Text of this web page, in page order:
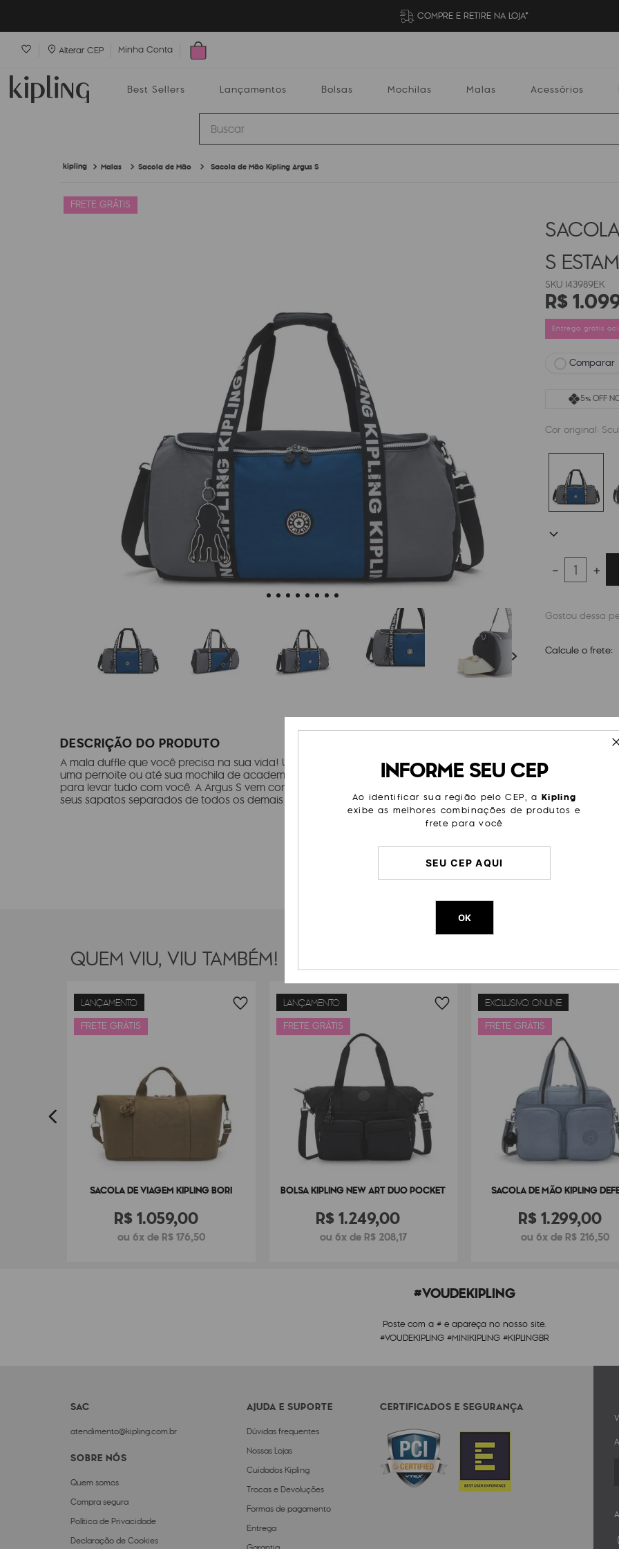
COMPRE E RETIRE NA LOJA*
Alterar CEP Minha Conta
Best Sellers Lançamentos Bolsas Mochilas Malas Acessórios
Buscar
Malas Sacola de Mão Sacola de Mão Kipling Argus S
FRETE GRÁTIS
S
I43989EK
R$1.099
Entrega grátis
Comparar
5% OFF
Cor original:
＋
－
Calcule o frete:
DESCRIÇÃO DO PRODUTO
A mala duffle que você precisa na sua vida! Use para viagens de avião, ou para
uma pernoite ou até sua mochila de academia. Seu espaço interior é perfeito
para levar tudo com você. A Argus S vem com um compartimento para manter
seus sapatos separados de todos os demais itens.
Cor
Modelo
Tamanho
Cor Original
QUEM VIU, VIU TAMBÉM!
LANÇAMENTO
FRETE GRÁTIS
SACOLA DE VIAGEM KIPLING BORI
R$1.059,00
ou 6x de R$ 176,50
LANÇAMENTO
FRETE GRÁTIS
BOLSA KIPLING NEW ART DUO POCKET
R$ 1.249,00
ou 6x de R$ 208,17
EXCLUSIVO ONLINE
FRETE GRÁTIS
SACOLA DE MÃO KIPLING
R$ 1.299,00
ou 6x de R$ 216,50
#VOUDEKIPLING
Poste com a # e apareça no nosso site.
#VOUDEKIPLING #MINIKIPLING #KIPLINGBR
SAC
atendimento@kipling.com.br
SOBRE NÓS
Quem somos
Compra segura
Política de Privacidade
Declaração de Cookies
AJUDA E SUPORTE
Dúvidas frequentes
Nossas Lojas
Cuidados Kipling
Trocas e Devoluções
Formas de pagamento
Entrega
CERTIFICADOS E SEGURANÇA
INFORME SEU CEP
Ao identificar sua região pelo CEP, a Kipling
exibe as melhores combinações de produtos e
frete para você
OK